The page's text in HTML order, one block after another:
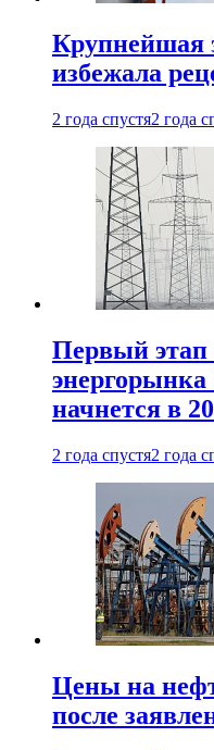
Крупнейшая
избежала
2 года спустя2 года
Первый
энергорынка
начнется в
2 года спустя2 года
Цены на
после